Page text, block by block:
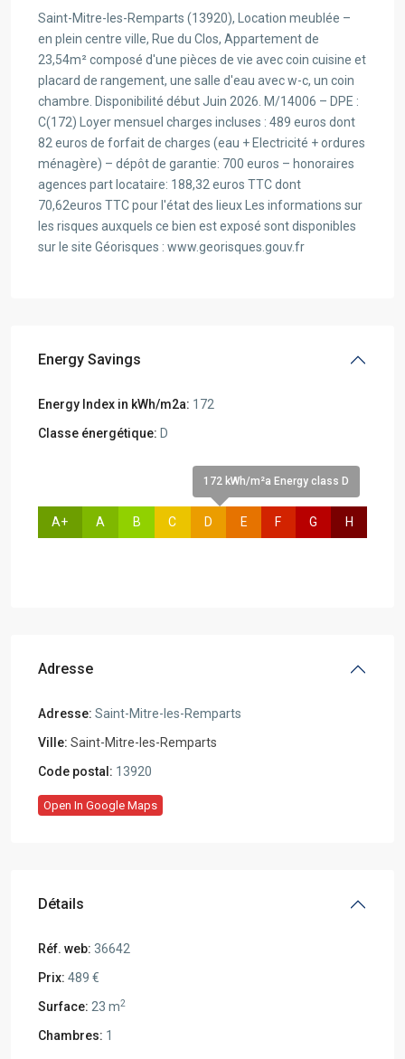
Saint-Mitre-les-Remparts (13920), Location meublée –
en plein centre ville, Rue du Clos, Appartement de
23,54m² composé d'une pièces de vie avec coin cuisine et
placard de rangement, une salle d'eau avec w-c, un coin
chambre. Disponibilité début Juin 2026. M/14006 – DPE :
C(172) Loyer mensuel charges incluses : 489 euros dont
82 euros de forfait de charges (eau + Electricité + ordures
ménagère) – dépôt de garantie: 700 euros – honoraires
agences part locataire: 188,32 euros TTC dont
70,62euros TTC pour l'état des lieux Les informations sur
les risques auxquels ce bien est exposé sont disponibles
sur le site Géorisques : www.georisques.gouv.fr
Energy Savings
Energy Index in kWh/m2a: 172
Classe énergétique: D
A+ A B C
172 kWh/m²a Energy class D
D E F G H
Adresse
Adresse: Saint-Mitre-les-Remparts
Ville: Saint-Mitre-les-Remparts
Code postal: 13920
Open In Google Maps
Détails
Réf. web: 36642
Prix: 489 €
Surface: 23 m2
Chambres: 1